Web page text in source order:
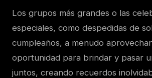
Los grupos más grandes o las
especiales, como despedidas de
cumpleaños, a menudo
oportunidad para brindar y pasar
juntos, creando recuerdos